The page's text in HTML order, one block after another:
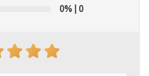
0% | 0